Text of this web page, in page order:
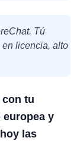
Tú
en licencia, alto
con tu
europea y
las